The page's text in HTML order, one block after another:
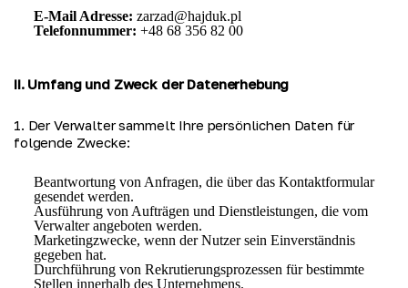
E-Mail Adresse: zarzad@hajduk.pl
Telefonnummer: +48 68 356 82 00
II. Umfang und Zweck der Datenerhebung
1. Der Verwalter sammelt Ihre persönlichen Daten für
folgende Zwecke:
Beantwortung von Anfragen, die über das Kontaktformular
gesendet werden.
Ausführung von Aufträgen und Dienstleistungen, die vom
Verwalter angeboten werden.
Marketingzwecke, wenn der Nutzer sein Einverständnis
gegeben hat.
Durchführung von Rekrutierungsprozessen für bestimmte
Stellen innerhalb des Unternehmens.